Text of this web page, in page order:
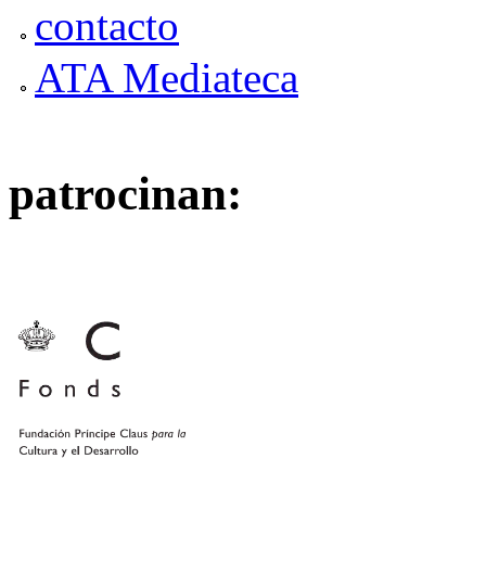
contacto
ATA Mediateca
patrocinan: